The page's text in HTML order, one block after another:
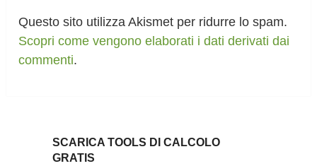
Questo sito utilizza Akismet per ridurre lo spam.
Scopri come vengono elaborati i dati derivati dai
commenti.
SCARICA TOOLS DI CALCOLO
GRATIS